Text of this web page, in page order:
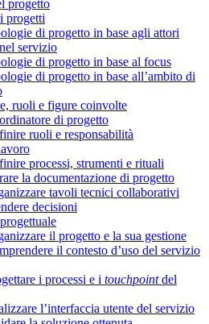
progetto
progetti
di progetto in base agli attori
servizio
di progetto in base al focus
di progetto in base all’ambito di
ruoli e figure coinvolte
di progetto
ruoli e responsabilità
processi, strumenti e rituali
la documentazione di progetto
tavoli tecnici collaborativi
decisioni
il progetto e la sua gestione
il contesto d’uso del servizio
i processi e i touchpointdel
l’interfaccia utente del servizio